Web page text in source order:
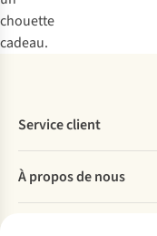
chouette
cadeau.
Service client
Commander
Payer
À propos de nous